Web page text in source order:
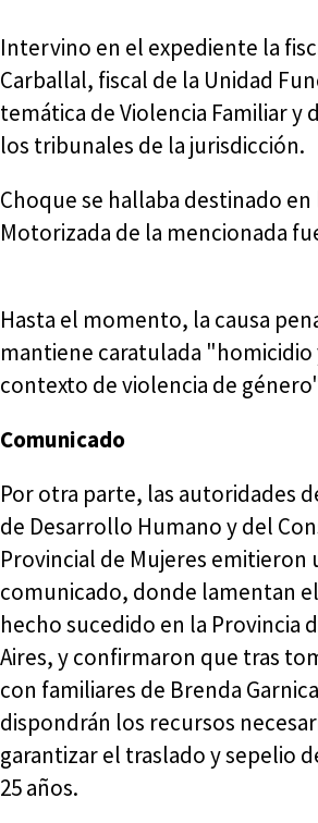
Intervino en el expediente la
Carballal, fiscal de la Unidad
temática de Violencia Familiar y
los tribunales de la jurisdicción.
Choque se hallaba destinado en
Motorizada de la mencionada
Hasta el momento, la causa
mantiene caratulada "homicidio
contexto de violencia de
Comunicado
Por otra parte, las autoridades
de Desarrollo Humano y del
Provincial de Mujeres emitieron
comunicado, donde lamentan
hecho sucedido en la Provincia
Aires, y confirmaron que tras
con familiares de Brenda
dispondrán los recursos
garantizar el traslado y sepelio
25 años.